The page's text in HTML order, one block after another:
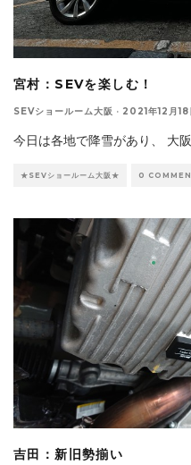
宮村：SEVを楽しむ！
SEVショールーム大阪 · 2021年12月18
今日は各地で降雪があり、 大
★SEVショールーム大阪★ 0
吉田：新旧勢揃い